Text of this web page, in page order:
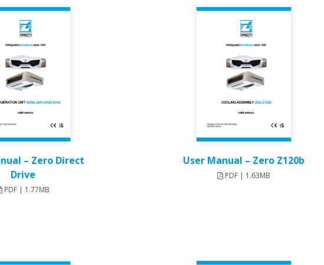
– Zero Direct
Drive
PDF | 1.77MB
User Manual – Zero Z120b​
PDF | 1.63MB